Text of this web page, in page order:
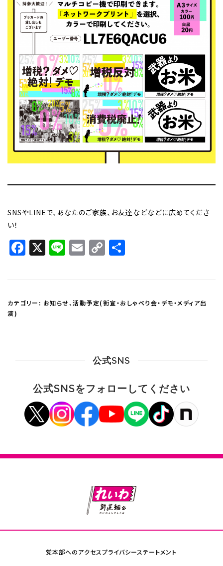
SNSやLINEで、あなたのご家族、お友達などなどに広めてくださ
い！
Facebook
X LineEmail
Copy
カテゴリー: お知らせ、活動予定(街宣・おしゃべり会・デモ・メディア出
演)
公式SNS
公式SNSをフォローしてください
党本部へのアクセスプライバシーステートメント